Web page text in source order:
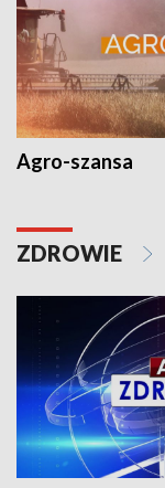
Agro-szansa
ZDROWIE